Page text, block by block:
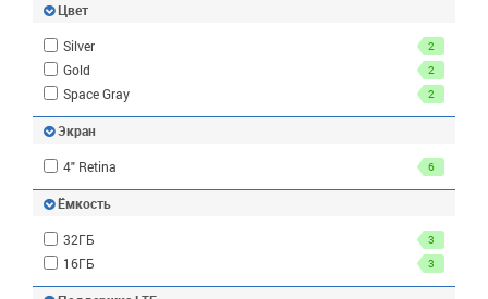
Цвет
Silver 2
Gold 2
Space Gray 2
Экран
4" Retina 6
Ёмкость
32ГБ 3
16ГБ 3